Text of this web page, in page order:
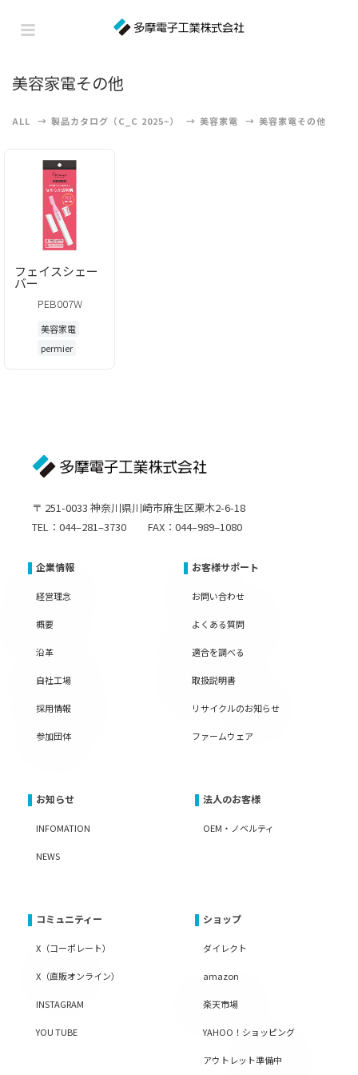
美容家電その他
ALL 製品カタログ（C_C 2025~） 美容家電 美容家電その他
フェイスシェー
バー
PEB007W
美容家電
permier
〒 251-0033 神奈川県川崎市麻生区栗木2-6-18
TEL：044–281–3730 FAX：044–989–1080
企業情報
経営理念
概要
沿革
自社工場
採用情報
参加団体
お客様サポート
お問い合わせ
よくある質問
適合を調べる
取扱説明書
リサイクルのお知らせ
ファームウェア
お知らせ
INFOMATION
NEWS
法人のお客様
OEM・ノベルティ
コミュニティー
X（コーポレート）
X（直販オンライン）
INSTAGRAM
YOU TUBE
ショップ
ダイレクト
amazon
楽天市場
YAHOO！ショッピング
アウトレット準備中